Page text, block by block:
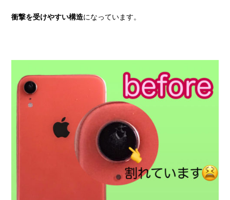
衝撃を受けやすい構造になっています。